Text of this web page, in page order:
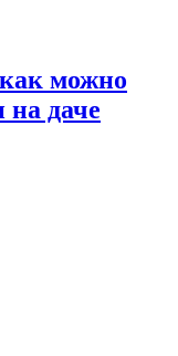
можно
на даче